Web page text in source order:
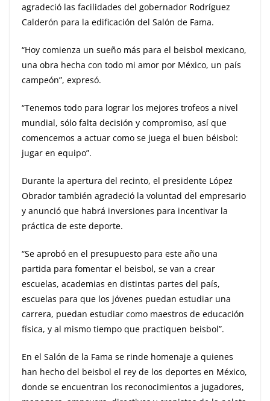
agradeció las facilidades del gobernador Rodríguez
Calderón para la edificación del Salón de Fama.
“Hoy comienza un sueño más para el beisbol mexicano,
una obra hecha con todo mi amor por México, un país
campeón”, expresó.
“Tenemos todo para lograr los mejores trofeos a nivel
mundial, sólo falta decisión y compromiso, así que
comencemos a actuar como se juega el buen béisbol:
jugar en equipo”.
Durante la apertura del recinto, el presidente López
Obrador también agradeció la voluntad del empresario
y anunció que habrá inversiones para incentivar la
práctica de este deporte.
“Se aprobó en el presupuesto para este año una
partida para fomentar el beisbol, se van a crear
escuelas, academias en distintas partes del país,
escuelas para que los jóvenes puedan estudiar una
carrera, puedan estudiar como maestros de educación
física, y al mismo tiempo que practiquen beisbol”.
En el Salón de la Fama se rinde homenaje a quienes
han hecho del beisbol el rey de los deportes en México,
donde se encuentran los reconocimientos a jugadores,